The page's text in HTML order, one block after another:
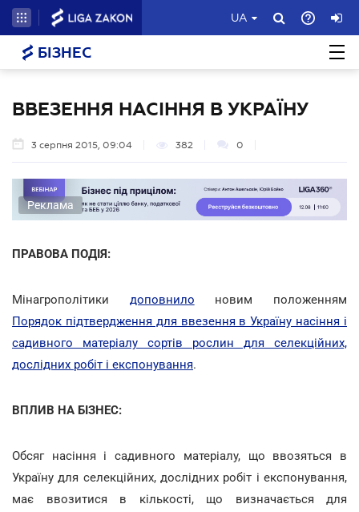
UA
БІЗНЕС
ВВЕЗЕННЯ НАСІННЯ В УКРАЇНУ
3 серпня 2015, 09:04 382 0
Реклама
ПРАВОВА ПОДІЯ:
Мінагрополітики доповнило новим положенням
Порядок підтвердження для ввезення в Україну насіння і
садивного матеріалу сортів рослин для селекційних,
дослідних робіт і експонування.
ВПЛИВ НА БІЗНЕС:
Обсяг насіння і садивного матеріалу, що ввозяться в
Україну для селекційних, дослідних робіт і експонування,
має ввозитися в кількості, що визначається для